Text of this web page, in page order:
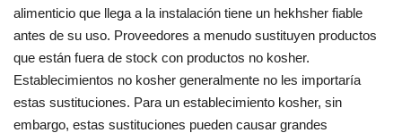
alimenticio que llega a la instalación tiene un hekhsher fiable
antes de su uso. Proveedores a menudo sustituyen productos
que están fuera de stock con productos no kosher.
Establecimientos no kosher generalmente no les importaría
estas sustituciones. Para un establecimiento kosher, sin
embargo, estas sustituciones pueden causar grandes